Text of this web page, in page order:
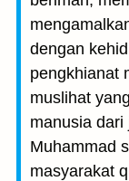
dengan
pengkhianat
muslihat
manusia dari
Muhammad
masyarakat